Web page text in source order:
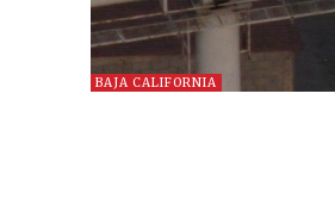
BAJA CALIFORNIA